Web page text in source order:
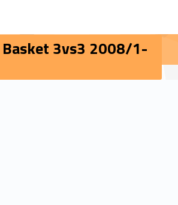
3vs3 2008/1-